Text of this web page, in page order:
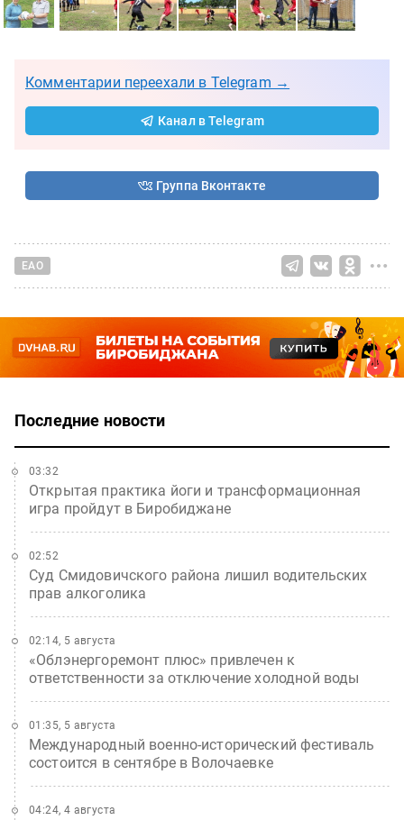
Комментарии переехали в Telegram →
Канал в Telegram
Группа Вконтакте
ЕАО
Последние новости
Открытая практика йоги и трансформационная
игра пройдут в Биробиджане
03:32
Суд Смидовичского района лишил водительских
прав алкоголика
02:52
«Облэнергоремонт плюс» привлечен к
ответственности за отключение холодной воды
02:14, 5 августа
Международный военно-исторический фестиваль
состоится в сентябре в Волочаевке
01:35, 5 августа
04:24, 4 августа